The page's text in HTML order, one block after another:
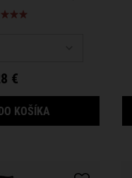
€
KOŠÍKA